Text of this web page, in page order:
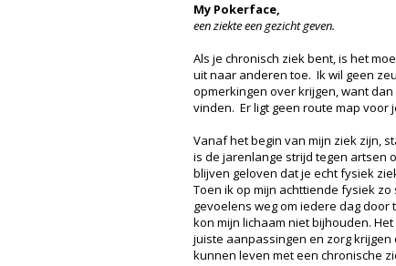
My Pokerface,
een ziekte een gezicht geven.
Als je chronisch ziek bent, is het
uit naar anderen toe. Ik wil geen
opmerkingen over krijgen, want
vinden. Er ligt geen route map voor
Vanaf het begin van mijn ziek zijn,
is de jarenlange strijd tegen artsen
blijven geloven dat je echt fysiek
Toen ik op mijn achttiende fysiek
gevoelens weg om iedere dag
kon mijn lichaam niet bijhouden.
juiste aanpassingen en zorg
kunnen leven met een chronische